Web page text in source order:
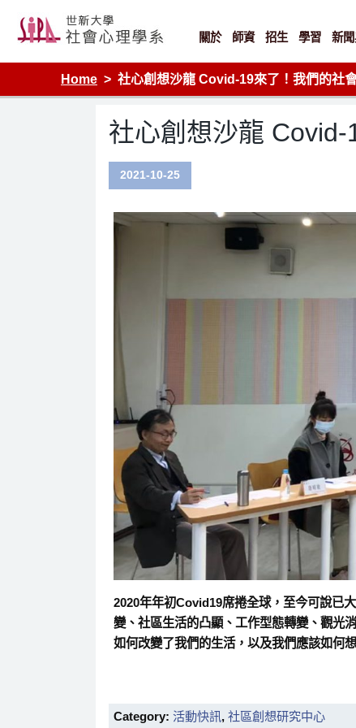
content
關於 師資 招生 學習 新
Home 社心創想沙龍 Covid-19來了！我們的社
社心創想沙龍 Covid-
2021-10-25
2020年年初Covid19席捲全球，至今可說已
變、社區生活的凸顯、工作型態轉變、觀光
如何改變了我們的生活，以及我們應該如何
Category: 活動快訊, 社區創想研究中心